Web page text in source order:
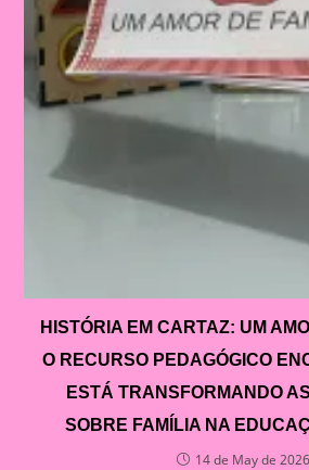
HISTÓRIA EM CARTAZ: UM
O RECURSO PEDAGÓGICO
ESTÁ TRANSFORMANDO
SOBRE FAMÍLIA NA
14 de May de 2026